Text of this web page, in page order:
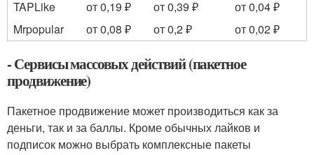
TAPLike
от 0,19 ₽ от 0,39 ₽
от 0,04 ₽
Mrpopular
от 0,08 ₽ от 0,2 ₽ от 0,02 ₽
- Сервисы массовых действий (пакетное
продвижение)
Пакетное продвижение может производиться как за
деньги, так и за баллы. Кроме обычных лайков и
подписок можно выбрать комплексные пакеты